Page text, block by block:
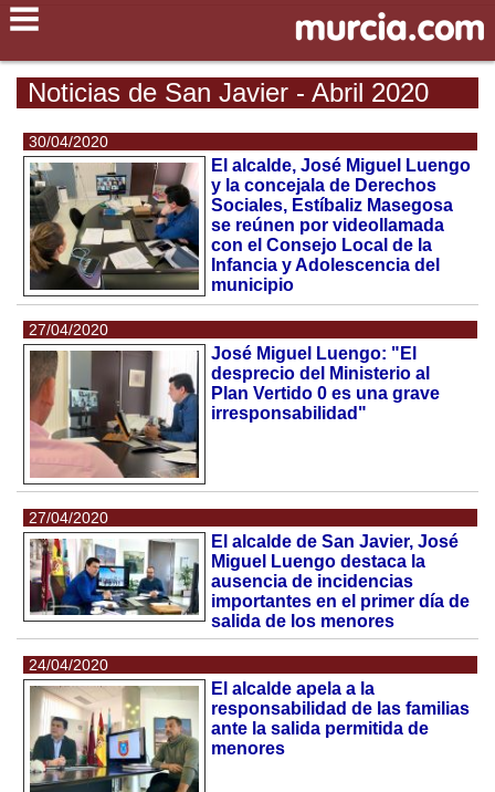
Noticias de San Javier - Abril 2020
30/04/2020
El alcalde, José Miguel Luengo
y la concejala de Derechos
Sociales, Estíbaliz Masegosa
se reúnen por videollamada
con el Consejo Local de la
Infancia y Adolescencia del
municipio
27/04/2020
José Miguel Luengo: "El
desprecio del Ministerio al
Plan Vertido 0 es una grave
irresponsabilidad"
27/04/2020
El alcalde de San Javier, José
Miguel Luengo destaca la
ausencia de incidencias
importantes en el primer día de
salida de los menores
24/04/2020
El alcalde apela a la
responsabilidad de las familias
ante la salida permitida de
menores